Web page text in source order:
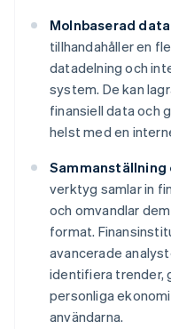
Molnbaserad
tillhandahåller en
datadelning och
system. De kan
finansiell data och
helst med en
Sammanställning
verktyg samlar in
och omvandlar
format.
avancerade
identifiera trender,
personliga
användarna.